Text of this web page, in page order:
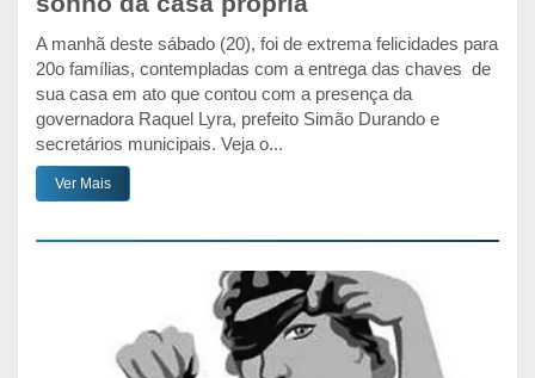
A manhã deste sábado (20), foi de extrema felicidades para
20o famílias, contempladas com a entrega das chaves de
sua casa em ato que contou com a presença da
governadora Raquel Lyra, prefeito Simão Durando e
secretários municipais. Veja o...
Ver Mais